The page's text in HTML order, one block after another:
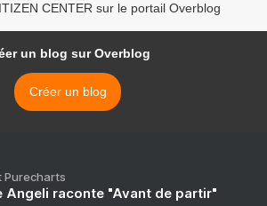
CENTER sur le portail Overblog
un blog sur Overblog
Créer un blog
Purecharts
Angeli raconte "Avant de partir"